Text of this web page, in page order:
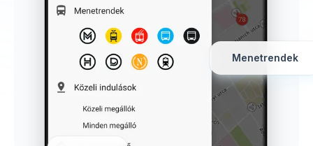
Menetrendek